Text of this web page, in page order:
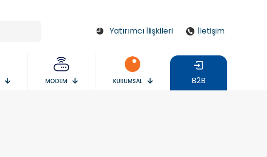
Yatırımcı İlişkileri İletişim
MODEM KURUMSAL B2B